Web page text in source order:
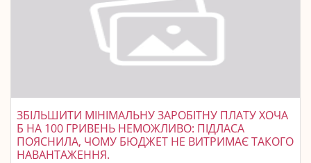
ЗБІЛЬШИТИ МІНІМАЛЬНУ ЗАРОБІТНУ ПЛАТУ ХОЧА
Б НА 100 ГРИВЕНЬ НЕМОЖЛИВО: ПІДЛАСА
ПОЯСНИЛА, ЧОМУ БЮДЖЕТ НЕ ВИТРИМАЄ ТАКОГО
НАВАНТАЖЕННЯ.